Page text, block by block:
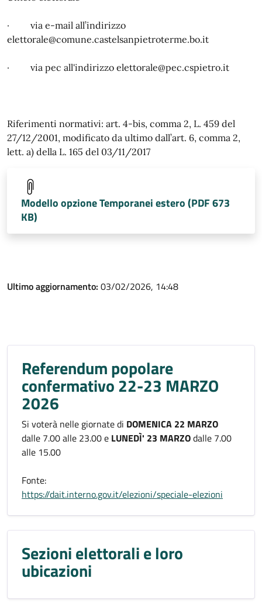
· via e-mail all’indirizzo
elettorale@comune.castelsanpietroterme.bo.it
· via pec all'indirizzo elettorale@pec.cspietro.it
Riferimenti normativi: art. 4-bis, comma 2, L. 459 del
27/12/2001, modificato da ultimo dall’art. 6, comma 2,
lett. a) della L. 165 del 03/11/2017
Modello opzione Temporanei estero (PDF 673
KB)
Ultimo aggiornamento: 03/02/2026, 14:48
Referendum popolare
confermativo 22-23 MARZO
2026
Si voterà nelle giornate di DOMENICA 22 MARZO
dalle 7.00 alle 23.00 e LUNEDÌ' 23 MARZOdalle 7.00
alle 15.00
Fonte:
https://dait.interno.gov.it/elezioni/speciale-elezioni
Sezioni elettorali e loro
ubicazioni